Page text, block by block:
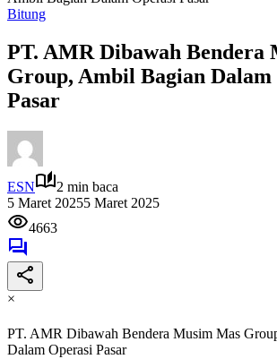
Bitung
PT. AMR Dibawah Bendera
Group, Ambil Bagian Dalam
Pasar
ESN
2 min baca
5 Maret 20255 Maret 2025
4663
×
PT. AMR Dibawah Bendera Musim Mas
Dalam Operasi Pasar